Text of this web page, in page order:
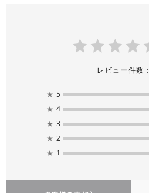
レビュー件数：
★ 5
★ 4
★ 3
★ 2
★ 1